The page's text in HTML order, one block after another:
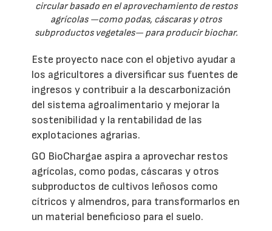
circular basado en el aprovechamiento de restos
agrícolas —como podas, cáscaras y otros
subproductos vegetales— para producir biochar.
Este proyecto nace con el objetivo ayudar a
los agricultores a diversificar sus fuentes de
ingresos y contribuir a la descarbonización
del sistema agroalimentario y mejorar la
sostenibilidad y la rentabilidad de las
explotaciones agrarias.
GO BioChargae aspira a aprovechar restos
agrícolas, como podas, cáscaras y otros
subproductos de cultivos leñosos como
cítricos y almendros, para transformarlos en
un material beneficioso para el suelo.